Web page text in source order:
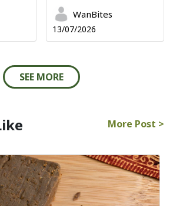
WanBites
13/07/2026
SEE MORE
More Post >